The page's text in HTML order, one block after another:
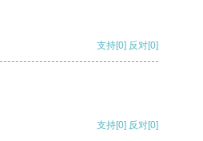
支持[0] 反对[0]
支持[0] 反对[0]